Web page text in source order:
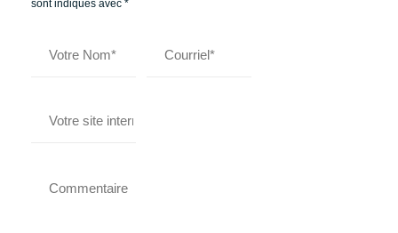
sont indiqués avec *